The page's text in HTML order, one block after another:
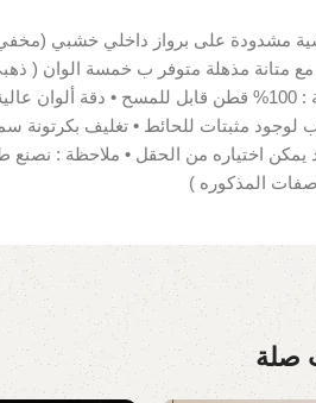
مشدودة على برواز داخلي خشبي
متانة مذهلة متوفر ب خمسة الوان (
يمكن اختياره من الحقل • ملاحظة :
المذكوره )
صلة